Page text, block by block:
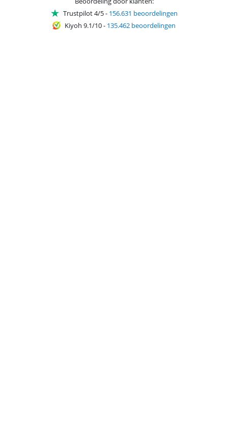
Trustpilot 4/5- 156.631 beoordelingen
Kiyoh 9.1/10- 135.462 beoordelingen